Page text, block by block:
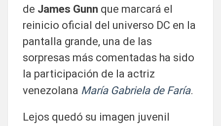
de James Gunn que marcará el
reinicio oficial del universo DC en la
pantalla grande, una de las
sorpresas más comentadas ha sido
la participación de la actriz
venezolana María Gabriela de Faría.
Lejos quedó su imagen juvenil